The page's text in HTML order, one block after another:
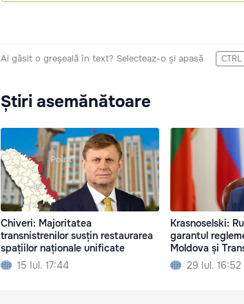
Ai găsit o greșeală în text? Selecteaz-o și apasă CTRL
Știri asemănătoare
Chiveri: Majoritatea
transnistrenilor susțin restaurarea
spațiilor naționale unificate
15 Iul. 17:44
Krasnoselski:
garantul
Moldova și
29 Iul. 16:52